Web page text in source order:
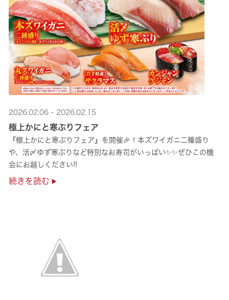
2026.02.06 - 2026.02.15
極上かにと寒ぶりフェア
『極上かにと寒ぶりフェア』を開催🎉！本ズワイガニ二種盛り
や、活〆ゆず寒ぶりなど特別なお寿司がいっぱい✨✨ぜひこの機
会にお越しください!!
続きを読む